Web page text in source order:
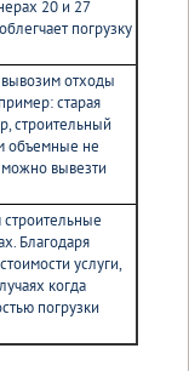
20 и 27
погрузку
отходы
старая
строительный
объемные не
вывезти
Благодаря
услуги,
когда
погрузки